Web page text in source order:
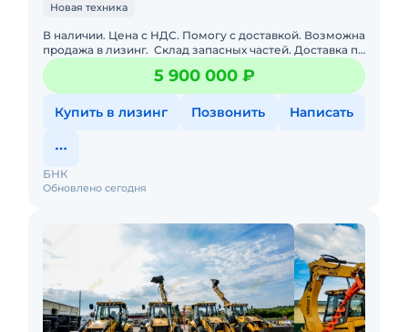
Новая техника
В наличии. Цена с НДС. Помогу с доставкой. Возможна
продажа в лизинг. Склад запасных частей. Доставка по
РФ. Подбор комплектации. Полная документация.&bul
5 900 000 ₽
Купить в лизинг Позвонить Написать
Обновлено сегодня
БНК